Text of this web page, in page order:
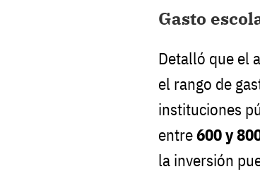
Gasto
Detalló que el
el rango de
instituciones
entre600 y
la inversión